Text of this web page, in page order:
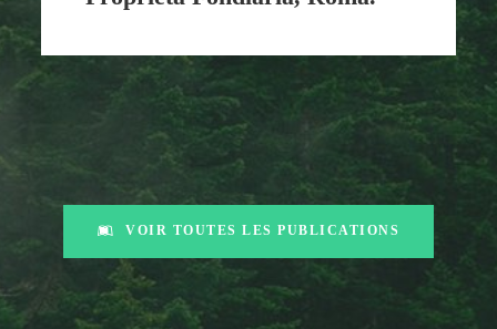
Nazionale della Proprietà
Fondiaria, Roma.
VOIR TOUTES LES PUBLICATIONS